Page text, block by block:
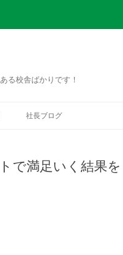
る校舎ばかりです！
社長ブログ
で満足いく結果を